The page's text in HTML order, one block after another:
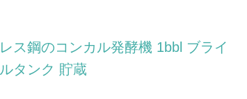
ス鋼のコンカル発酵機 1bbl ブライ
タンク 貯蔵